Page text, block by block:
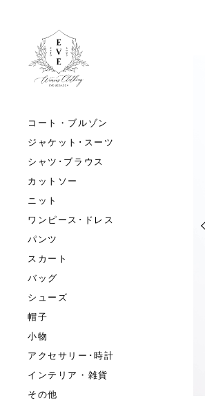
コート・ブルゾン
ジャケット･スーツ
シャツ･ブラウス
カットソー
ニット
ワンピース･ドレス
パンツ
スカート
バッグ
シューズ
帽子
小物
アクセサリー･時計
インテリア・雑貨
その他